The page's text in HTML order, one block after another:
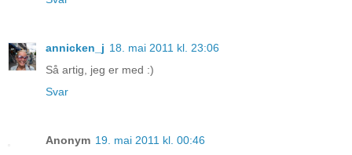
annicken_j 18. mai 2011 kl. 23:06
Så artig, jeg er med :)
Svar
Anonym 19. mai 2011 kl. 00:46